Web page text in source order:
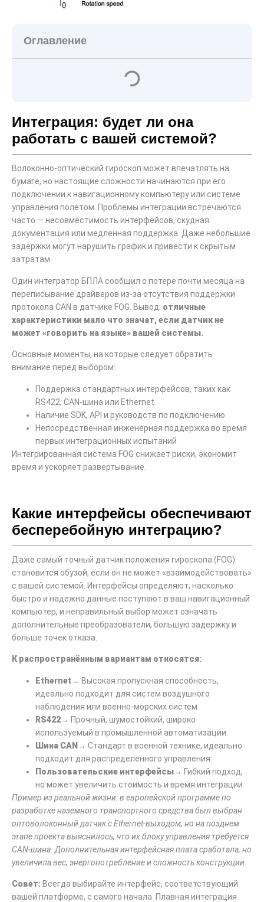
Оглавление
Интеграция: будет ли она
работать с вашей системой?
Волоконно-оптический гироскоп может впечатлять на
бумаге, но настоящие сложности начинаются при его
подключении к навигационному компьютеру или системе
управления полетом. Проблемы интеграции встречаются
часто — несовместимость интерфейсов, скудная
документация или медленная поддержка. Даже небольшие
задержки могут нарушить график и привести к скрытым
затратам.
Один интегратор БПЛА сообщил о потере почти месяца на
переписывание драйверов из-за отсутствия поддержки
протокола CAN в датчике FOG. Вывод: отличные
характеристики мало что значат, если датчик не
может «говорить на языке» вашей системы.
Основные моменты, на которые следует обратить
внимание перед выбором:
Поддержка стандартных интерфейсов, таких как
RS422, CAN-шина или Ethernet
Наличие SDK, API и руководств по подключению
Непосредственная инженерная поддержка во время
первых интеграционных испытаний
Интегрированная система FOG снижает риски, экономит
время и ускоряет развертывание.
Какие интерфейсы обеспечивают
бесперебойную интеграцию?
Даже самый точный датчик положения гироскопа (FOG)
становится обузой, если он не может «взаимодействовать»
с вашей системой. Интерфейсы определяют, насколько
быстро и надежно данные поступают в ваш навигационный
компьютер, и неправильный выбор может означать
дополнительные преобразователи, большую задержку и
больше точек отказа.
К распространённым вариантам относятся:
Ethernet → Высокая пропускная способность,
идеально подходит для систем воздушного
наблюдения или военно-морских систем.
RS422→ Прочный, шумостойкий, широко
используемый в промышленной автоматизации.
Шина CAN → Стандарт в военной технике, идеально
подходит для распределенного управления.
Пользовательские интерфейсы→ Гибкий подход,
но может увеличить стоимость и время интеграции.
Пример из реальной жизни: в европейской программе по
разработке наземного транспортного средства был выбран
оптоволоконный датчик с Ethernet-выходом, но на позднем
этапе проекта выяснилось, что их блоку управления требуется
CAN-шина. Дополнительная интерфейсная плата сработала, но
увеличила вес, энергопотребление и сложность конструкции.
Совет: Всегда выбирайте интерфейс, соответствующий
вашей платформе, с самого начала. Плавная интеграция